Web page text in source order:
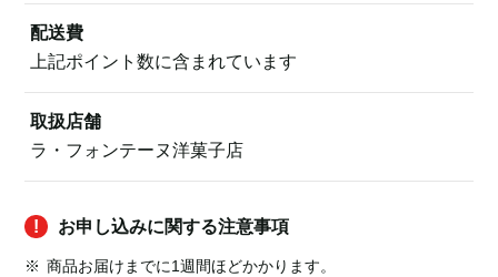
配送費
上記ポイント数に含まれています
取扱店舗
ラ・フォンテーヌ洋菓子店
お申し込みに関する注意事項
商品お届けまでに1週間ほどかかります。